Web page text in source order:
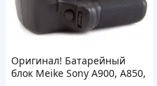
Оригинал! Батарейный
блок Meike Sony A900, A850,